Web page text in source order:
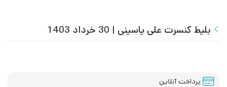
بلیط کنسرت علی یاسینی | 30 خرداد 1403
پرداخت آنلاین